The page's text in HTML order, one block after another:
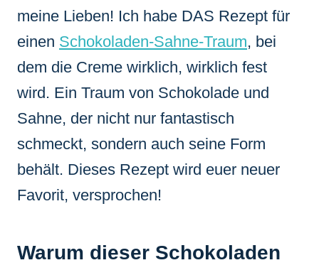
meine Lieben! Ich habe DAS Rezept für
einen Schokoladen-Sahne-Traum, bei
dem die Creme wirklich, wirklich fest
wird. Ein Traum von Schokolade und
Sahne, der nicht nur fantastisch
schmeckt, sondern auch seine Form
behält. Dieses Rezept wird euer neuer
Favorit, versprochen!
Warum dieser Schokoladen